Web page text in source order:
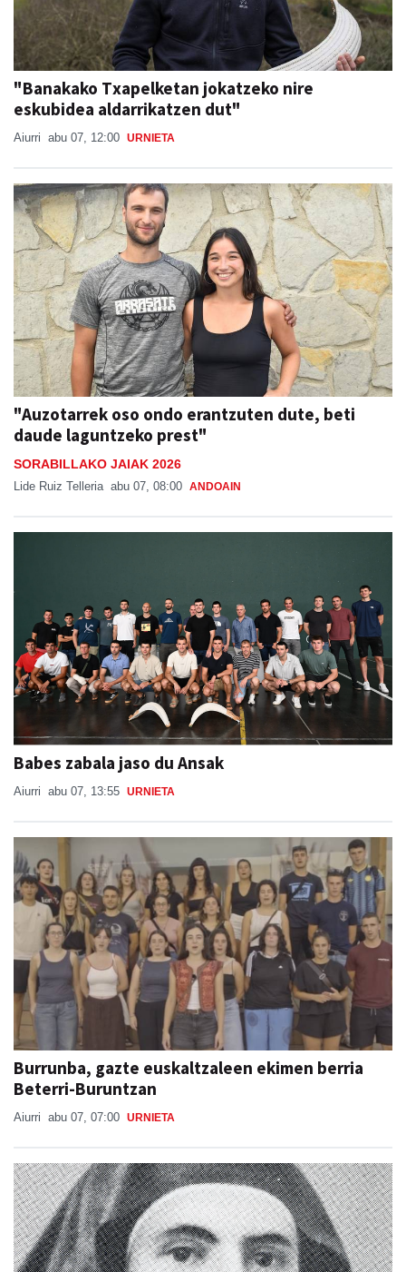
"Banakako Txapelketan jokatzeko nire
eskubidea aldarrikatzen dut"
Aiurri abu 07, 12:00 URNIETA
"Auzotarrek oso ondo erantzuten dute, beti
daude laguntzeko prest"
SORABILLAKO JAIAK 2026
Lide Ruiz Telleria abu 07, 08:00 ANDOAIN
Babes zabala jaso du Ansak
Aiurri abu 07, 13:55 URNIETA
Burrunba, gazte euskaltzaleen ekimen berria
Beterri-Buruntzan
Aiurri abu 07, 07:00 URNIETA